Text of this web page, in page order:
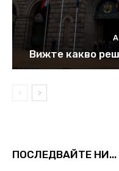
Вижте какво
ПОСЛЕДВАЙТЕ НИ...